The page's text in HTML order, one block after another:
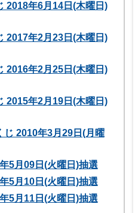
2018年6月14日(木曜日)
2017年2月23日(木曜日)
2016年2月25日(木曜日)
2015年2月19日(木曜日)
じ 2010年3月29日(月曜
5月09日(火曜日)抽選
5月10日(火曜日)抽選
5月11日(火曜日)抽選